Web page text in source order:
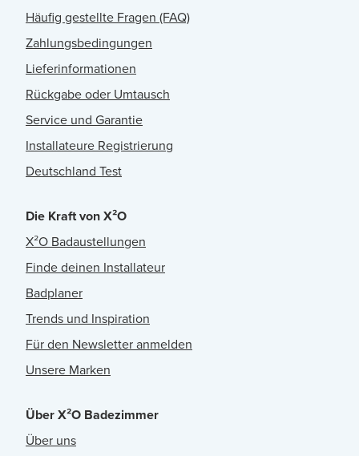
Häufig gestellte Fragen (FAQ)
Zahlungsbedingungen
Lieferinformationen
Rückgabe oder Umtausch
Service und Garantie
Installateure Registrierung
Deutschland Test
Die Kraft von X²O
X²O Badaustellungen
Finde deinen Installateur
Badplaner
Trends und Inspiration
Für den Newsletter anmelden
Unsere Marken
Über X²O Badezimmer
Über uns